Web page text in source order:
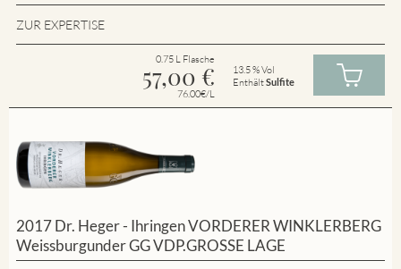
ZUR EXPERTISE
0.75 L Flasche
57,00 €
76.00€/L
13.5 % Vol
EnthältSulfite
2017 Dr. Heger - Ihringen VORDERER WINKLERBERG
Weissburgunder GG VDP.GROSSE LAGE